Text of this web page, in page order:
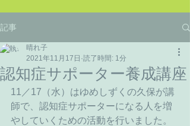
記事
認知症サポーター養成講座
晴れ子
2021年11月17日 読了時間: 1分
11／17（水）はゆめしずくの久保が講
師で、認知症サポーターになる人を増
やしていくための活動を行いました。